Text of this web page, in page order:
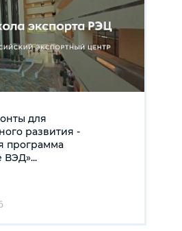
для
развития -
программа
ВЭД»...